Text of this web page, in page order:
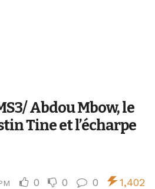
Abdou Mbow, le
Tine et l’écharpe
0 0 0 1,402